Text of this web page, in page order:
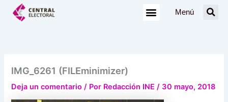
Menú
IMG_6261 (FILEminimizer)
Deja un comentario / Por Redacción INE/ 30 mayo, 2018